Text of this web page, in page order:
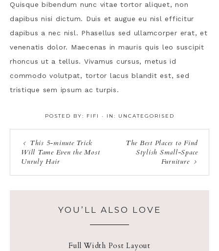
Quisque bibendum nunc vitae tortor aliquet, non
dapibus nisi dictum. Duis et augue eu nisl efficitur
dapibus a nec nisl. Phasellus sed ullamcorper erat, et
venenatis dolor. Maecenas in mauris quis leo suscipit
rhoncus ut a tellus. Vivamus cursus, metus id
commodo volutpat, tortor lacus blandit est, sed
tristique sem ipsum ac turpis.
POSTED BY: FIFI · IN: UNCATEGORISED
This 5-minute Trick
Will Tame Even the Most
Unruly Hair
The Best Places to Find
Stylish Small-Space
Furniture
YOU’LL ALSO LOVE
Full Width Post Layout